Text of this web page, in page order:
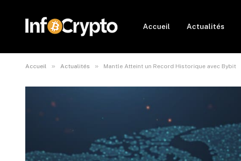
Accueil Actualités
Accueil » Actualités » Mantle Atteint un Record Historique avec Bybit